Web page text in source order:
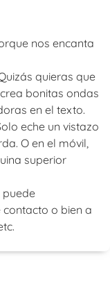
nos encanta
quieras que
bonitas ondas
en el texto.
eche un vistazo
O en el móvil,
superior
puede
o bien a